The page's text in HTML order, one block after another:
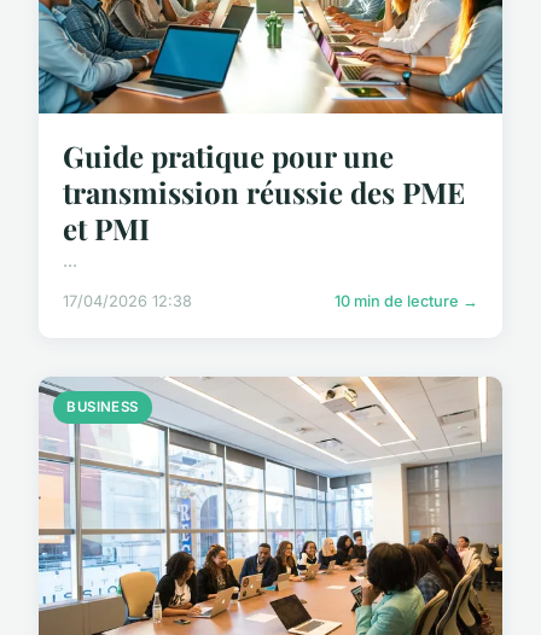
Guide pratique pour une
transmission réussie des PME
et PMI
...
17/04/2026 12:38 10 min de lecture →
BUSINESS